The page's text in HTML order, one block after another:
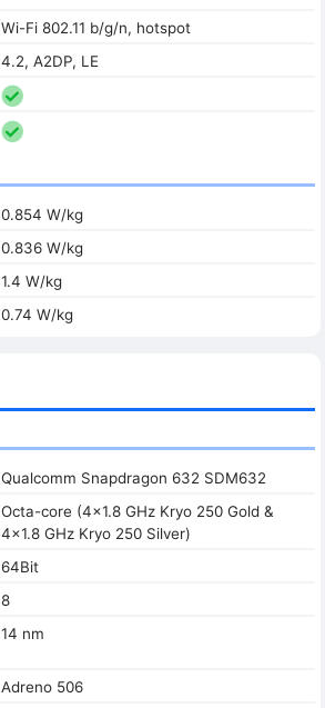
Wi-Fi 802.11 b/g/n, hotspot
4.2, A2DP, LE
0.854 W/kg
0.836 W/kg
1.4 W/kg
0.74 W/kg
Qualcomm Snapdragon 632 SDM632
Octa-core (4x1.8 GHz Kryo 250 Gold &
4x1.8 GHz Kryo 250 Silver)
64Bit
8
14 nm
Adreno 506